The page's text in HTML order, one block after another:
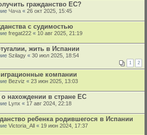
гражданство ЕС?
Чача « 26 окт 2025, 15:45
с судимостью
fregat222 « 10 авг 2025, 21:19
жить в Испании
Szilagy « 30 июл 2025, 18:54
1 2
компании
Bezviz « 23 июн 2025, 13:03
нахождении в стране ЕС
Lynx « 17 авг 2024, 22:18
ребенка родившегося в Испании
Victoria_All « 19 июн 2024, 17:37